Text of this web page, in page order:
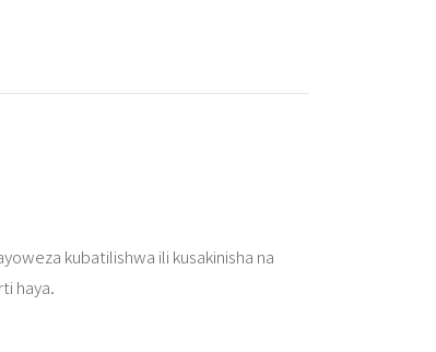
kubatilishwa ili kusakinisha na
haya.